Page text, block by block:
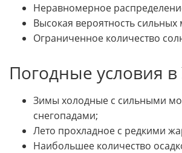
Неравномерное
Высокая вероятность
Ограниченное количество
Погодные условия
Зимы холодные с сильными
снегопадами;
Лето прохладное с редкими
Наибольшее количество